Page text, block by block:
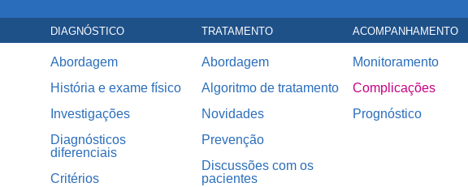
DIAGNÓSTICO TRATAMENTO ACOMPANHAMENTO
Abordagem
História e exame físico
Investigações
Diagnósticos
diferenciais
Critérios
Abordagem
Algoritmo de tratamento
Novidades
Prevenção
Discussões com os
pacientes
Monitoramento
Complicações
Prognóstico